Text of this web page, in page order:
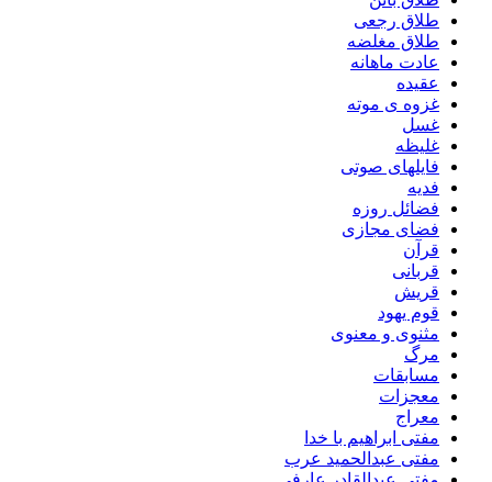
طلاق رجعی
طلاق مغلضه
عادت ماهانه
عقیده
غزوه ی موته
غسل
غلیظه
فایلهای صوتی
فدیه
فضائل روزه
فضای مجازی
قرآن
قربانی
قریش
قوم یهود
مثنوی و معنوی
مرگ
مسابقات
معجزات
معراج
مفتی ابراهیم با خدا
مفتی عبدالحمید عرب